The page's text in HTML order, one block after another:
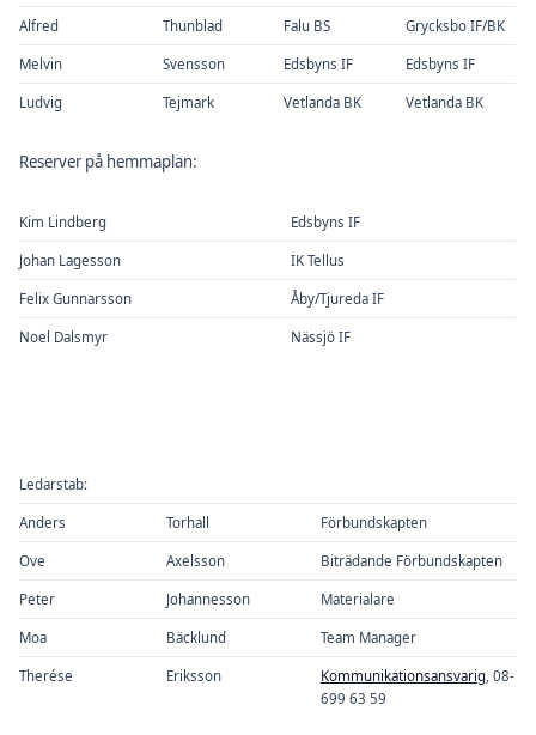
Alfred Thunblad Falu BS Grycksbo IF/BK
Melvin Svensson Edsbyns IF Edsbyns IF
Ludvig Tejmark Vetlanda BK Vetlanda BK
Reserver på hemmaplan:
Kim Lindberg Edsbyns IF
Johan Lagesson IK Tellus
Felix Gunnarsson Åby/Tjureda IF
Noel Dalsmyr Nässjö IF
Ledarstab:
Anders Torhall Förbundskapten
Ove Axelsson Biträdande Förbundskapten
Peter Johannesson Materialare
Moa Bäcklund Team Manager
Therése Eriksson Kommunikationsansvarig, 08-
699 63 59